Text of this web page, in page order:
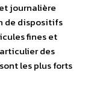
journalière
de dispositifs
fines et
des
les plus forts